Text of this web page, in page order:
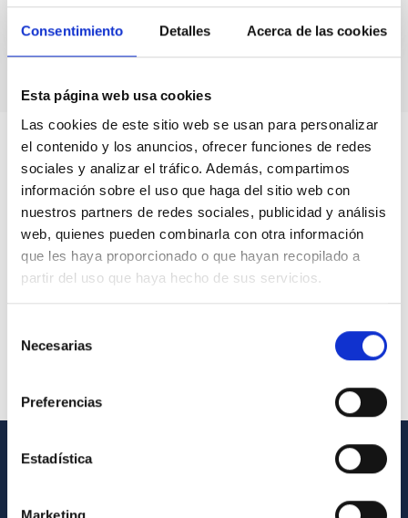
Consentimiento Detalles Acerca de las cookies
Esta página web usa cookies
Las cookies de este sitio web se usan para personalizar
el contenido y los anuncios, ofrecer funciones de redes
sociales y analizar el tráfico. Además, compartimos
información sobre el uso que haga del sitio web con
nuestros partners de redes sociales, publicidad y análisis
web, quienes pueden combinarla con otra información
que les haya proporcionado o que hayan recopilado a
partir del uso que haya hecho de sus servicios.
Necesarias
Preferencias
Estadística
Contact